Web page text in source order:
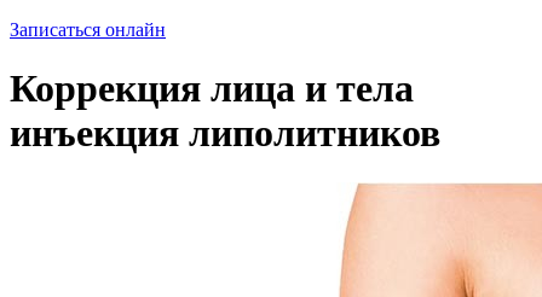
Записаться онлайн
Коррекция лица и тела
инъекция липолитников